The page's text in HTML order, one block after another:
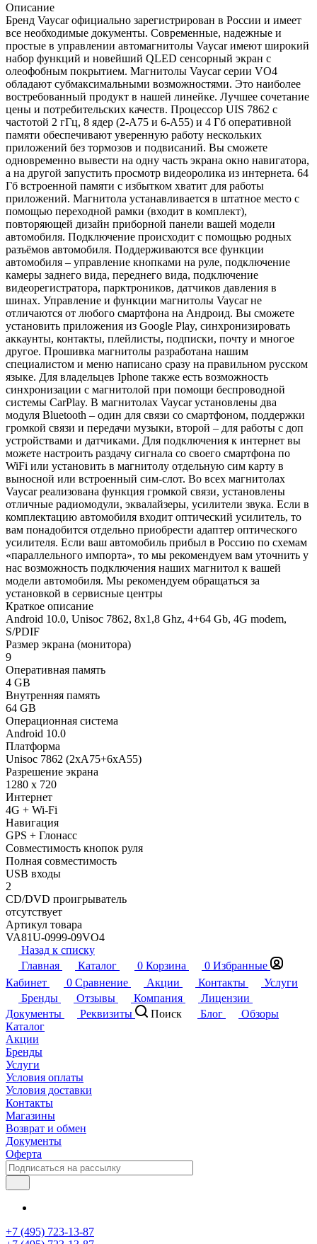
Описание
Бренд Vaycar официально зарегистрирован в России и имеет
все необходимые документы. Современные, надежные и
простые в управлении автомагнитолы Vaycar имеют широкий
набор функций и новейший QLED сенсорный экран с
олеофобным покрытием. Магнитолы Vaycar серии VО4
обладают субмаксимальными возможностями. Это наиболее
востребованный продукт в нашей линейке. Лучшее сочетание
цены и потребительских качеств. Процессор UIS 7862 с
частотой 2 гГц, 8 ядер (2-А75 и 6-А55) и 4 Гб оперативной
памяти обеспечивают уверенную работу нескольких
приложений без тормозов и подвисаний. Вы сможете
одновременно вывести на одну часть экрана окно навигатора,
а на другой запустить просмотр видеоролика из интернета. 64
Гб встроенной памяти с избытком хватит для работы
приложений. Магнитола устанавливается в штатное место с
помощью переходной рамки (входит в комплект),
повторяющей дизайн приборной панели вашей модели
автомобиля. Подключение происходит с помощью родных
разъёмов автомобиля. Поддерживаются все функции
автомобиля – управление кнопками на руле, подключение
камеры заднего вида, переднего вида, подключение
видеорегистратора, парктроников, датчиков давления в
шинах. Управление и функции магнитолы Vaycar не
отличаются от любого смартфона на Андроид. Вы сможете
установить приложения из Google Play, синхронизировать
аккаунты, контакты, плейлисты, подписки, почту и многое
другое. Прошивка магнитолы разработана нашим
специалистом и меню написано сразу на правильном русском
языке. Для владельцев Iphone также есть возможность
синхронизации с магнитолой при помощи беспроводной
системы CarPlay. В магнитолах Vaycar установлены два
модуля Bluetooth – один для связи со смартфоном, поддержки
громкой связи и передачи музыки, второй – для работы с доп
устройствами и датчиками. Для подключения к интернет вы
можете настроить раздачу сигнала со своего смартфона по
WiFi или установить в магнитолу отдельную сим карту в
выносной или встроенный сим-слот. Во всех магнитолах
Vaycar реализована функция громкой связи, установлены
отличные радиомодули, эквалайзеры, усилители звука. Если в
комплектацию автомобиля входит оптический усилитель, то
вам понадобится отдельно приобрести адаптер оптического
усилителя. Если ваш автомобиль прибыл в Россию по схемам
«параллельного импорта», то мы рекомендуем вам уточнить у
нас возможность подключения наших магнитол к вашей
модели автомобиля. Мы рекомендуем обращаться за
установкой в сервисные центры
Краткое описание
Android 10.0, Unisoc 7862, 8х1,8 Ghz, 4+64 Gb, 4G modem,
S/PDIF
Размер экрана (монитора)
9
Оперативная память
4 GB
Внутренняя память
64 GB
Операционная система
Android 10.0
Платформа
Unisoc 7862 (2xA75+6xA55)
Разрешение экрана
1280 x 720
Интернет
4G + Wi-Fi
Навигация
GPS + Глонасс
Совместимость кнопок руля
Полная совместимость
USB входы
2
CD/DVD проигрыватель
отсутствует
Артикул товара
VA81U-0999-09VO4
Назад к списку
Главная
Каталог 0 Корзина 0 Избранные
Кабинет
0 Сравнение Акции Контакты
Услуги
Бренды
Отзывы Компания
Лицензии
Документы
Реквизиты Поиск Блог
Обзоры
Каталог
Акции
Бренды
Услуги
Условия оплаты
Условия доставки
Контакты
Магазины
Возврат и обмен
Документы
Оферта
+7 (495) 723-13-87